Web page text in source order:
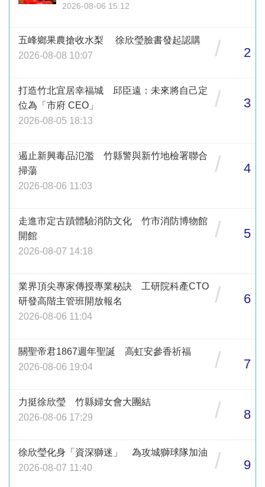
2026-08-06 15:12
五峰鄉果農搶收水梨 徐欣瑩臉書發起認購
2026-08-08 10:07
/ 2
打造竹北宜居幸福城 邱臣遠：未來將自己定
位為「市府 CEO」
2026-08-05 18:13
/ 3
遏止新興毒品氾濫 竹縣警與新竹地檢署聯合
掃蕩
2026-08-06 11:03
/ 4
走進市定古蹟體驗消防文化 竹市消防博物館
開館
2026-08-07 14:18
/ 5
業界頂尖專家傳授專業秘訣 工研院科產CTO
研發高階主管班開放報名
2026-08-06 11:04
/ 6
關聖帝君1867週年聖誕 高虹安參香祈福
2026-08-06 19:04
/ 7
力挺徐欣瑩 竹縣婦女會大團結
2026-08-06 17:29
/ 8
徐欣瑩化身「資深獅迷」 為攻城獅球隊加油
2026-08-07 11:40
/ 9